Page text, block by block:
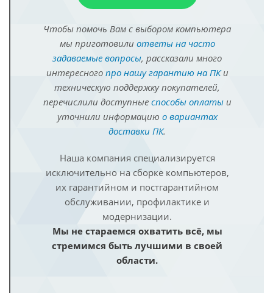
Чтобы помочь Вам с выбором компьютера
мы приготовили ответы на часто
задаваемые вопросы, рассказали много
интересного про нашу гарантию на ПКи
техническую поддержку покупателей,
перечислили доступные способы оплатыи
уточнили информацию о вариантах
доставки ПК.
Наша компания специализируется
исключительно на сборке компьютеров,
их гарантийном и постгарантийном
обслуживании, профилактике и
модернизации.
Мы не стараемся охватить всё, мы
стремимся быть лучшими в своей
области.